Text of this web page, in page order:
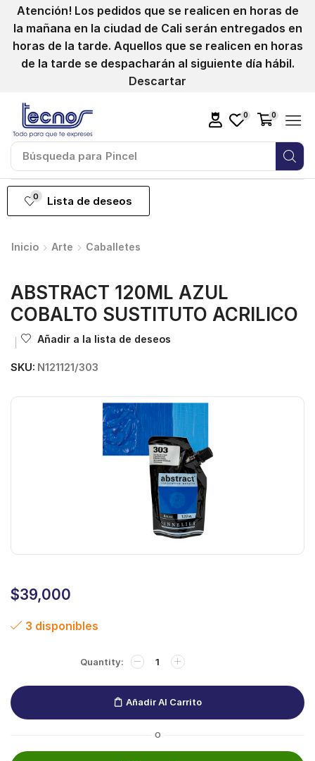
Atención! Los pedidos que se realicen en horas de
la mañana en la ciudad de Cali serán entregados en
horas de la tarde. Aquellos que se realicen en horas
de la tarde se despacharán al siguiente día hábil.
Descartar
Búsqueda para Pincel
0 0
0 Lista de deseos
Inicio Arte Caballetes
ABSTRACT 120ML AZUL
COBALTO SUSTITUTO ACRILICO
Añadir a la lista de deseos
SKU: N121121/303
$39,000
3 disponibles
Añadir Al Carrito
O